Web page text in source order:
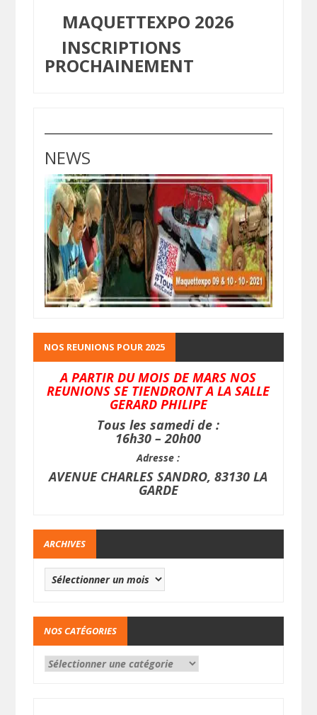
MAQUETTEXPO 2026
INSCRIPTIONS
PROCHAINEMENT
NEWS
NOS REUNIONS POUR 2025
A PARTIR DU MOIS DE MARS NOS
REUNIONS SE TIENDRONT A LA SALLE
GERARD PHILIPE
Tous les samedi de :
16h30 – 20h00
Adresse :
AVENUE CHARLES SANDRO, 83130 LA
GARDE
ARCHIVES
NOS CATÉGORIES